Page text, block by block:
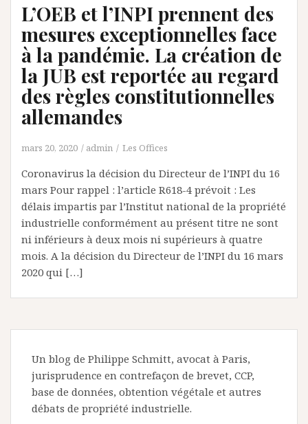
L’OEB et l’INPI prennent des
mesures exceptionnelles face
à la pandémie. La création de
la JUB est reportée au regard
des règles constitutionnelles
allemandes
mars 20, 2020 admin Les Offices
Coronavirus la décision du Directeur de l’INPI du 16
mars Pour rappel : l’article R618-4 prévoit : Les
délais impartis par l’Institut national de la propriété
industrielle conformément au présent titre ne sont
ni inférieurs à deux mois ni supérieurs à quatre
mois. A la décision du Directeur de l’INPI du 16 mars
2020 qui […]
Un blog de Philippe Schmitt, avocat à Paris,
jurisprudence en contrefaçon de brevet, CCP,
base de données, obtention végétale et autres
débats de propriété industrielle.